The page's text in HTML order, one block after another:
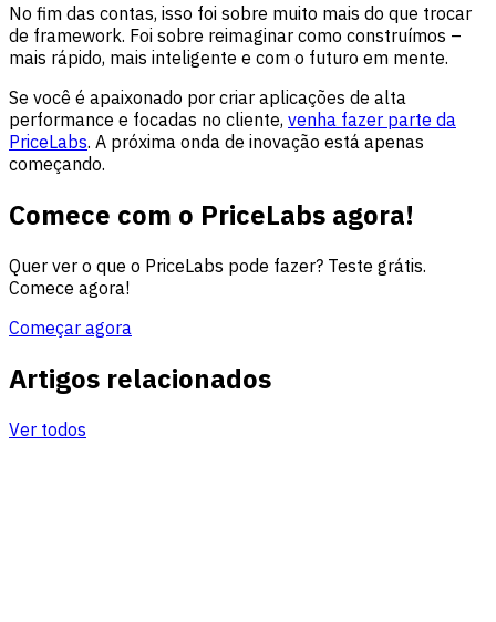
No fim das contas, isso foi sobre muito mais do que trocar
de framework. Foi sobre reimaginar como construímos –
mais rápido, mais inteligente e com o futuro em mente.
Se você é apaixonado por criar aplicações de alta
performance e focadas no cliente, venha fazer parte da
PriceLabs. A próxima onda de inovação está apenas
começando.
Comece com o PriceLabs agora!
Quer ver o que o PriceLabs pode fazer? Teste grátis.
Comece agora!
Começar agora
Artigos relacionados
Ver todos